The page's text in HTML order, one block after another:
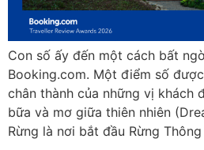
Con số ấy đến một cách bất
Booking.com. Một điểm số
chân thành của những vị khách
bữa và mơ giữa thiên nhiên
Rừng là nơi bắt đầu Rừng